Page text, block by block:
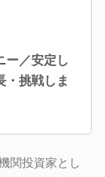
ー／安定し
・挑戦しま
関投資家とし